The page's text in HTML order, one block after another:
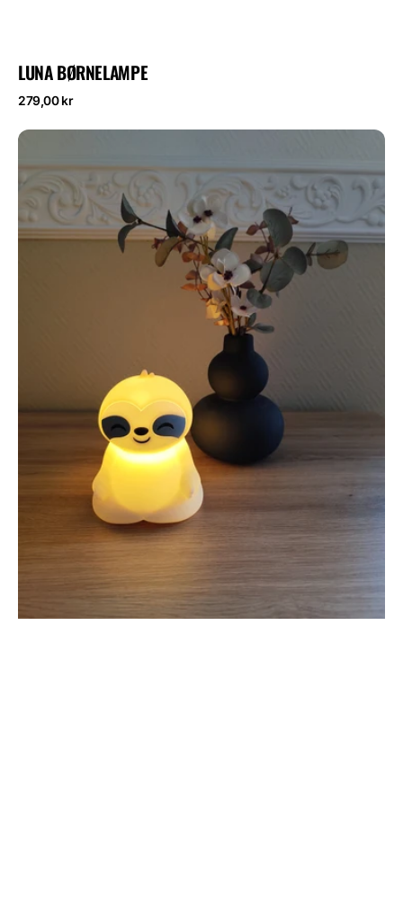
LUNA BØRNELAMPE
Normalpris
279,00 kr
Dovendyr